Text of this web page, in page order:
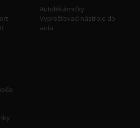
Autolékárničky
Vyprošťovací nástroje do
auta